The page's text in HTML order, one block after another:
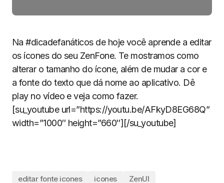
Na #dicadefanáticos de hoje você aprende a editar
os ícones do seu ZenFone. Te mostramos como
alterar o tamanho do ícone, além de mudar a cor e
a fonte do texto que dá nome ao aplicativo. Dê
play no vídeo e veja como fazer.
[su_youtube url=”https://youtu.be/AFkyD8EG68Q”
width=”1000″ height=”660″][/su_youtube]
editar fonte icones icones ZenUI